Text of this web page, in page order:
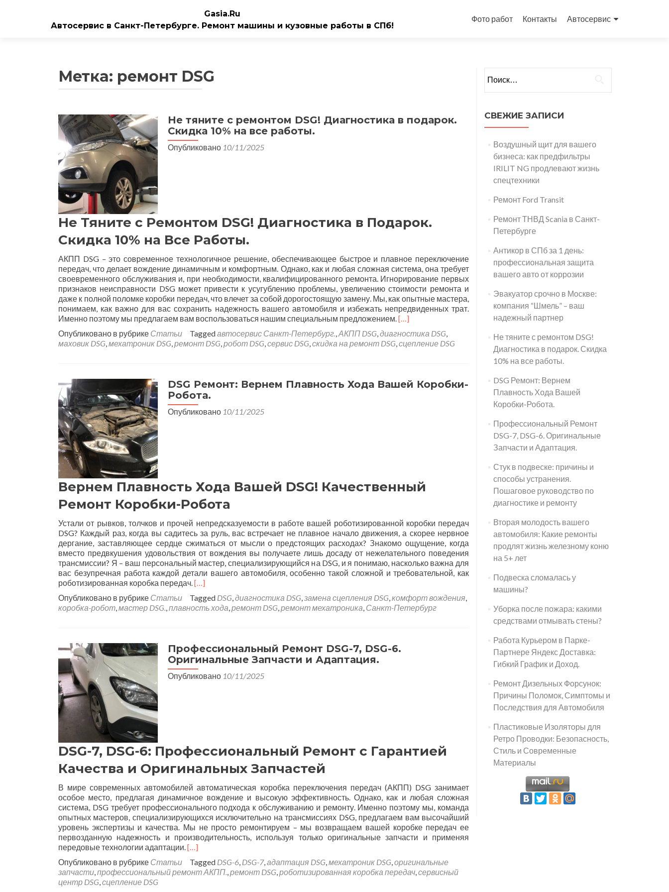
Gasia.Ru
Автосервис в Санкт-Петербурге. Ремонт машины и кузовные работы в СПб!
к
Фото работ Контакты Автосервис
Метка: ремонт DSG
Не тяните с ремонтом DSG! Диагностика в подарок.
Скидка 10% на все работы.
Опубликовано 10/11/2025
Не Тяните с Ремонтом DSG! Диагностика в Подарок.
Скидка 10% на Все Работы.
АКПП DSG – это современное технологичное решение, обеспечивающее быстрое и плавное переключение
передач, что делает вождение динамичным и комфортным. Однако, как и любая сложная система, она требует
своевременного обслуживания и, при необходимости, квалифицированного ремонта. Игнорирование первых
признаков неисправности DSG может привести к усугублению проблемы, увеличению стоимости ремонта и
даже к полной поломке коробки передач, что влечет за собой дорогостоящую замену. Мы, как опытные мастера,
понимаем, как важно для вас сохранить надежность вашего автомобиля и избежать непредвиденных трат.
Именно поэтому мы предлагаем вам воспользоваться нашим специальным предложением.[…]
Опубликовано в рубрике Статьи Taggedавтосервис Санкт-Петербург.,АКПП DSG,диагностика DSG,
маховик DSG,мехатроник DSG,ремонт DSG,робот DSG,сервис DSG,скидка на ремонт DSG,сцепление DSG
DSG Ремонт: Вернем Плавность Хода Вашей Коробки-
Робота.
Опубликовано 10/11/2025
Вернем Плавность Хода Вашей DSG! Качественный
Ремонт Коробки-Робота
Устали от рывков, толчков и прочей непредсказуемости в работе вашей роботизированной коробки передач
DSG? Каждый раз, когда вы садитесь за руль, вас встречает не плавное начало движения, а скорее нервное
дергание, заставляющее сердце сжиматься от мысли о предстоящих расходах? Знакомо ощущение, когда
вместо предвкушения удовольствия от вождения вы получаете лишь досаду от нежелательного поведения
трансмиссии? Я – ваш персональный мастер, специализирующийся на DSG, и я понимаю, насколько важна для
вас безупречная работа каждой детали вашего автомобиля, особенно такой сложной и требовательной, как
роботизированная коробка передач.[…]
Опубликовано в рубрике Статьи Tagged DSG,диагностика DSG,замена сцепления DSG,комфорт вождения,
коробка-робот,мастер DSG.,плавность хода,ремонт DSG,ремонт мехатроника, Санкт-Петербург
Профессиональный Ремонт DSG-7, DSG-6.
Оригинальные Запчасти и Адаптация.
Опубликовано 10/11/2025
DSG-7, DSG-6: Профессиональный Ремонт с Гарантией
Качества и Оригинальных Запчастей
В мире современных автомобилей автоматическая коробка переключения передач (АКПП) DSG занимает
особое место, предлагая динамичное вождение и высокую эффективность. Однако, как и любая сложная
система, DSG требует профессионального подхода к обслуживанию и ремонту. Именно поэтому мы, команда
опытных мастеров, специализирующихся исключительно на трансмиссиях DSG, предлагаем вам высочайший
уровень экспертизы и качества. Мы не просто ремонтируем – мы возвращаем вашей коробке передач ее
первозданную надежность и производительность, используя только оригинальные запчасти и применяя
передовые технологии адаптации.[…]
Опубликовано в рубрике Статьи Tagged DSG-6, DSG-7,адаптация DSG,мехатроник DSG,оригинальные
запчасти,профессиональный ремонт АКПП.,ремонт DSG,роботизированная коробка передач,сервисный
центр DSG,сцепление DSG
СВЕЖИЕ ЗАПИСИ
Воздушный щит для вашего
бизнеса: как предфильтры
IRILIT NG продлевают жизнь
спецтехники
Ремонт Ford Transit
Ремонт ТНВД Scania в Санкт-
Петербурге
Антикор в СПб за 1 день:
профессиональная защита
вашего авто от коррозии
Эвакуатор срочно в Москве:
компания “Шмель” – ваш
надежный партнер
Не тяните с ремонтом DSG!
Диагностика в подарок. Скидка
10% на все работы.
DSG Ремонт: Вернем
Плавность Хода Вашей
Коробки-Робота.
Профессиональный Ремонт
DSG-7, DSG-6. Оригинальные
Запчасти и Адаптация.
Стук в подвеске: причины и
способы устранения.
Пошаговое руководство по
диагностике и ремонту
Вторая молодость вашего
автомобиля: Какие ремонты
продлят жизнь железному коню
на 5+ лет
Подвеска сломалась у
машины?
Уборка после пожара: какими
средствами отмывать стены?
Работа Курьером в Парке-
Партнере Яндекс Доставка:
Гибкий График и Доход.
Ремонт Дизельных Форсунок:
Причины Поломок, Симптомы и
Последствия для Автомобиля
Пластиковые Изоляторы для
Ретро Проводки: Безопасность,
Стиль и Современные
Материалы